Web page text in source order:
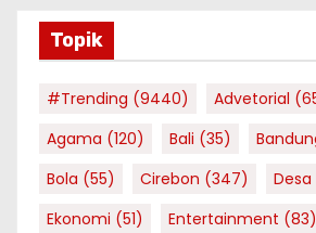
Topik
#Trending (9440) Advetorial
Agama (120) Bali (35)
Bola (55) Cirebon (347) Desa
Ekonomi (51) Entertainment (83)